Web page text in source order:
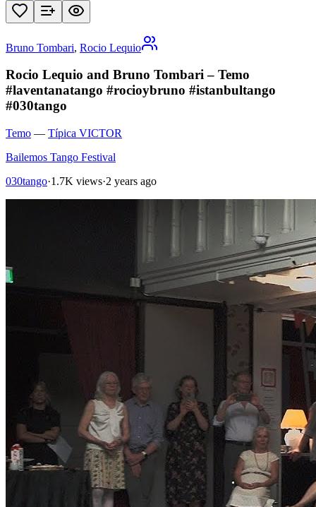
Bruno Tombari, Rocio Lequio
Rocio Lequio and Bruno Tombari – Temo
#laventanatango #rocioybruno #istanbultango
#030tango
Temo — Típica VICTOR
Bailemos Tango Festival
030tango·1.7K views·2 years ago